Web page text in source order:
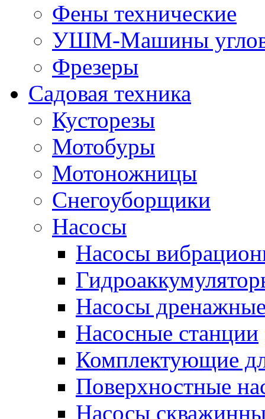
Фены технические
УШМ-Машины
Фрезеры
Садовая техника
Кусторезы
Мотобуры
Мотоножницы
Снегоуборщики
Насосы
Насосы
Насосы
Насосные станции
Комплектующие
Поверхностные
Насосы